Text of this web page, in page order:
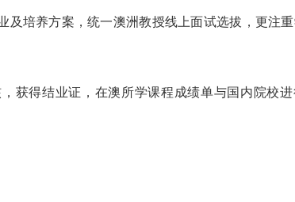
及培养方案，统一澳洲教授线上面试选拔，更注
获得结业证，在澳所学课程成绩单与国内院校